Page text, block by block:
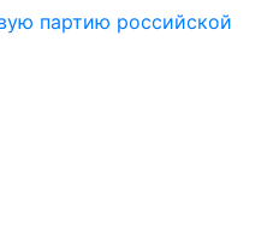
партию российской